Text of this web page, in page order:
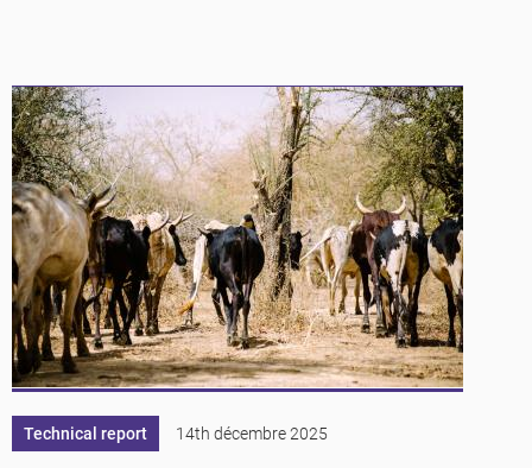
Technical report 14th décembre 2025